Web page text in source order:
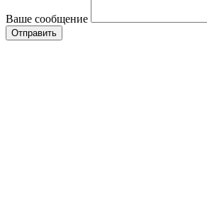
Ваше сообщение